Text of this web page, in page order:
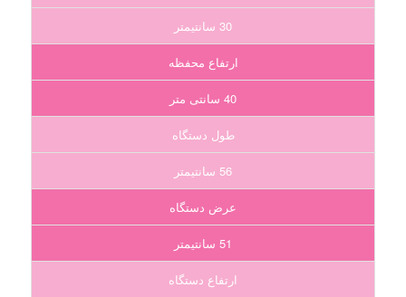
30 سانتیمتر
ارتفاع محفظه
40 سانتی متر
طول دستگاه
56 سانتیمتر
عرض دستگاه
51 سانتیمتر
ارتفاع دستگاه